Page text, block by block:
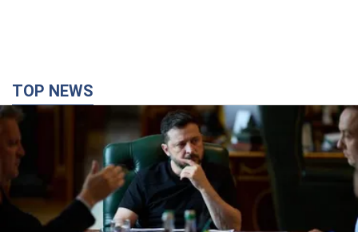
TOP NEWS